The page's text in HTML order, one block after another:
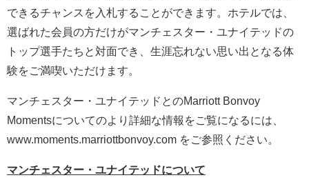
できるチャンスを入札することができます。ホテルでは、
選ばれた会員の方だけがマンチェスター・ユナイテッドの
トップ選手たちと対面でき、生涯忘れない思い出となる体
験をご満喫いただけます。
マンチェスター・ユナイテッドとのMarriott Bonvoy
Momentsについてのより詳細な情報をご覧になるには、
www.moments.marriottbonvoy.com をご参照ください。
マンチェスター・ユナイテッドについて